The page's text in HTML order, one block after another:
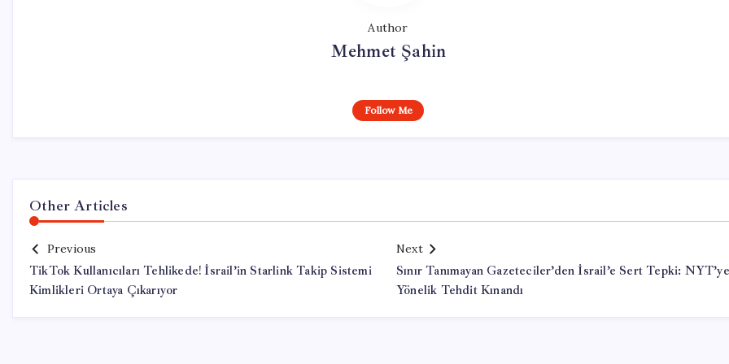
Author
Mehmet Şahin
Follow Me
Other Articles
Previous
TikTok Kullanıcıları Tehlikede! İsrail’in Starlink Takip Sistemi
Kimlikleri Ortaya Çıkarıyor
Next
Sınır Tanımayan Gazeteciler’den İsrail’e Sert Tepki: NYT’ye
Yönelik Tehdit Kınandı